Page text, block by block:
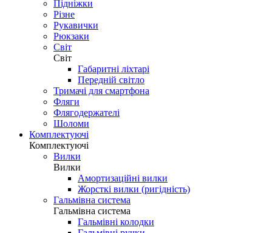
Підніжки
Різне
Рукавички
Рюкзаки
Світ
Світ
Габаритні ліхтарі
Передній світло
Тримачі для смартфона
Фляги
Флягодержателі
Шоломи
Комплектуючі
Комплектуючі
Вилки
Вилки
Амортизаційні вилки
Жорсткі вилки (ригідність)
Гальмівна система
Гальмівна система
Гальмівні колодки